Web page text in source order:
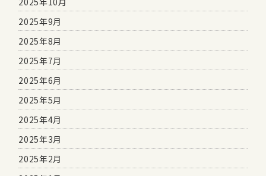
2025年9月
2025年8月
2025年7月
2025年6月
2025年5月
2025年4月
2025年3月
2025年2月